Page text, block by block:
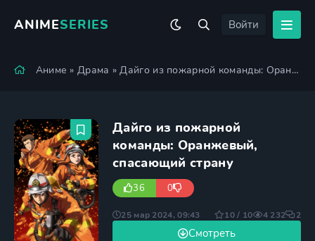
ANIMESERIES Войти
Аниме »Драма » Дайго из пожарной команды: Оранжевый, спасающий страну
Дайго из пожарной
команды: Оранжевый,
спасающий страну
36 0
Смотреть
25 мар 2024, 09:43 10 / 10 4 232 2